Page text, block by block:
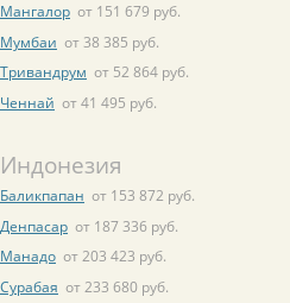
Мангалор от 151 679 руб.
Мумбаи от 38 385 руб.
Тривандрум от 52 864 руб.
Ченнай от 41 495 руб.
Индонезия
Баликпапан от 153 872 руб.
Денпасар от 187 336 руб.
Манадо от 203 423 руб.
Сурабая от 233 680 руб.